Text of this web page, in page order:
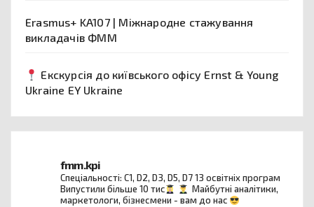
Erasmus+ KA107 | Міжнародне стажування
викладачів ФММ
Екскурсія до київського офісу Ernst & Young
Ukraine EY Ukraine
fmm.kpi
Спеціальності: C1, D2, D3, D5, D713 освітніх програм
Випустили більше 10 тис
Майбутні аналітики,
маркетологи, бізнесмени - вам до нас